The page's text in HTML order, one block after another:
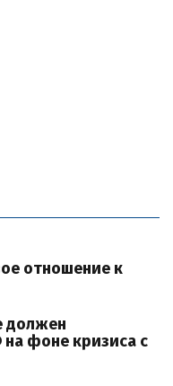
отношение к
должен
фоне кризиса с